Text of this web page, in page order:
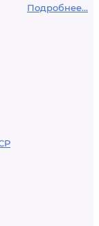
Подробнее...